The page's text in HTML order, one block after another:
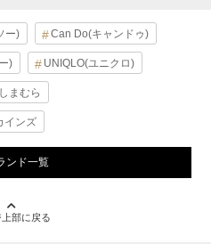
ー) Can Do(キャンドゥ)
) UNIQLO(ユニクロ)
しまむら
インズ
ンド一覧
部に戻る